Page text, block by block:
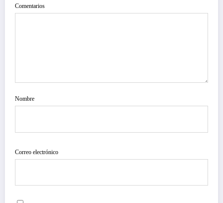
Comentarios
Nombre
Correo electrónico